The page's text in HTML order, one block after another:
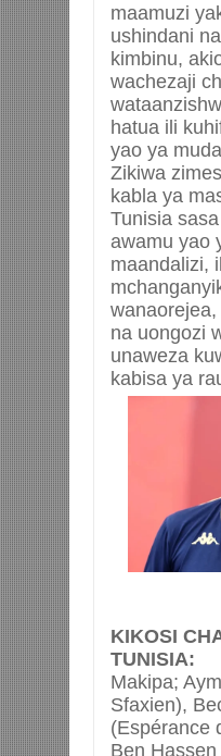
maamuzi
ushindani
kimbinu,
wachezaji
hatua ili
yao ya
Zikiwa
kabla ya
Tunisia
awamu yao
maandalizi,
na uongozi
unaweza
kabisa ya
KIKOSI
TUNISIA:
Makipa;
Sfaxien),
(Espérance
Ben